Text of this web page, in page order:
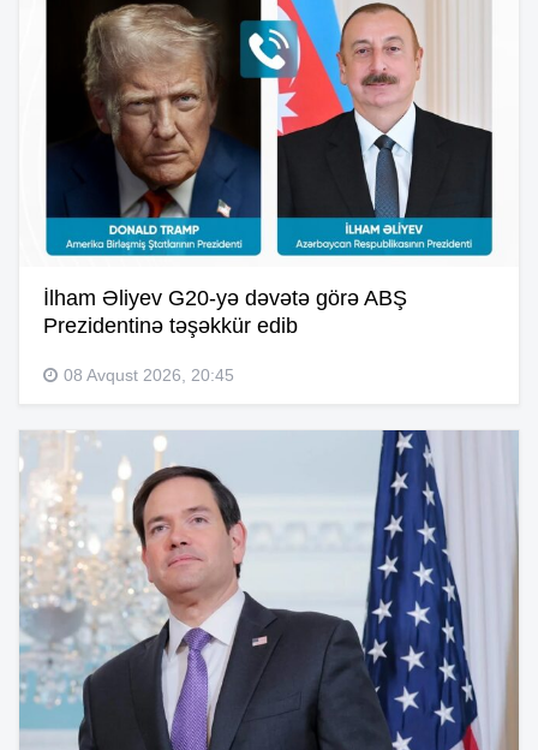
İlham Əliyev G20-yə dəvətə görə ABŞ
Prezidentinə təşəkkür edib
08 Avqust 2026, 20:45